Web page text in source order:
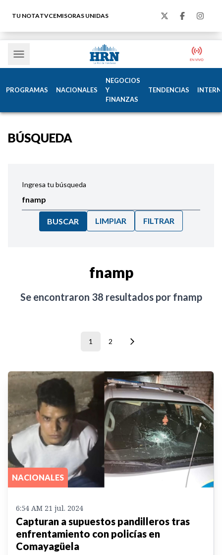
TU NOTATVCEMISORAS UNIDAS
PROGRAMAS NACIONALES
NEGOCIOS
Y
FINANZAS
TENDENCIAS
BÚSQUEDA
Ingresa tu búsqueda
BUSCAR LIMPIAR FILTRAR
fnamp
Se encontraron 38 resultados por fnamp
1 2
NACIONALES
6:54 AM 21 jul. 2024
Capturan a supuestos pandilleros tras
enfrentamiento con policías en
Comayagüela